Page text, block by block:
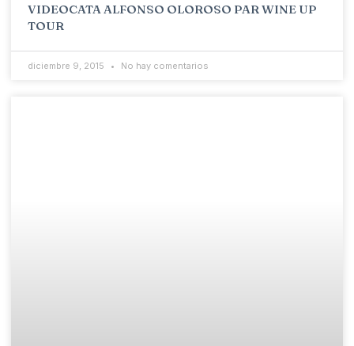
VIDEOCATA ALFONSO OLOROSO PAR WINE UP
TOUR
diciembre 9, 2015 No hay comentarios